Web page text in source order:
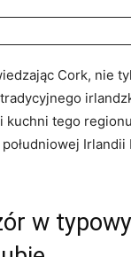
Cork, nie
kuchni tego‌
Irlandii
w